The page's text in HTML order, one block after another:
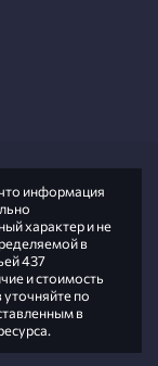
информация
характер и не
в
437
и стоимость
по
в